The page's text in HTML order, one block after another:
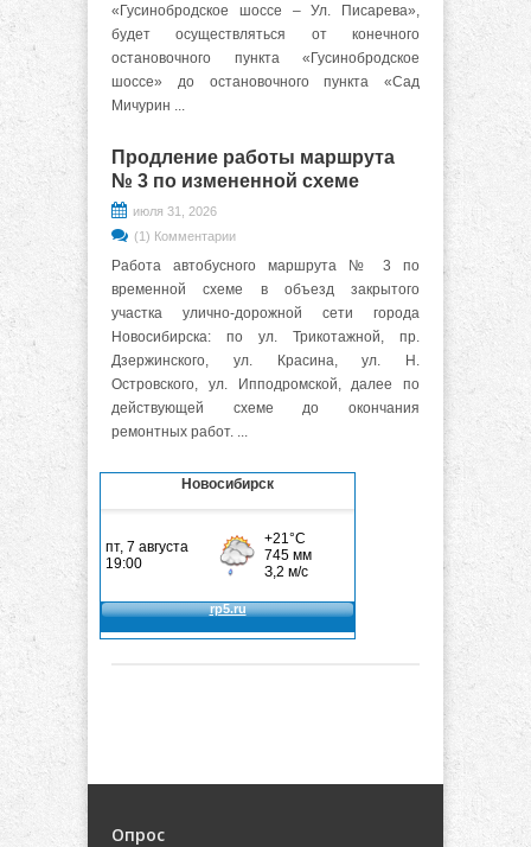
«Гусинобродское шоссе – Ул. Писарева»,
будет осуществляться от конечного
остановочного пункта «Гусинобродское
шоссе» до остановочного пункта «Сад
Мичурин ...
Продление работы маршрута
№ 3 по измененной схеме
июля 31, 2026
(1) Комментарии
Работа автобусного маршрута № 3 по
временной схеме в объезд закрытого
участка улично-дорожной сети города
Новосибирска: по ул. Трикотажной, пр.
Дзержинского, ул. Красина, ул. Н.
Островского, ул. Ипподромской, далее по
действующей схеме до окончания
ремонтных работ. ...
Новосибирск
Опрос